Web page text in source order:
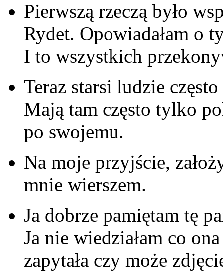
Pierwszą rzeczą było
Rydet. Opowiadałam o
I to wszystkich
Teraz starsi ludzie
Mają tam często tylko
po swojemu.
Na moje przyjście,
mnie wierszem.
Ja dobrze pamiętam tę
Ja nie wiedziałam co
zapytała czy może